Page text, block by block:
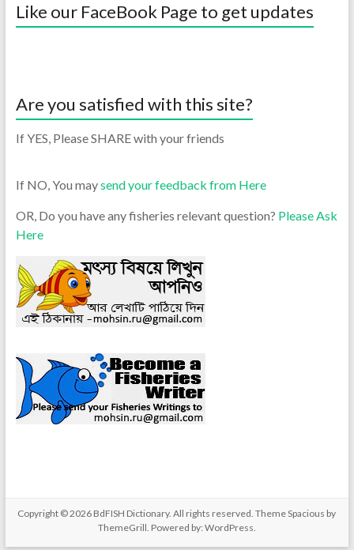
Like our FaceBook Page to get updates
Are you satisfied with this site?
If YES, Please SHARE with your friends
If NO, You maysend your feedback from Here
OR, Do you have any fisheries relevant question? Please Ask
Here
Copyright © 2026 BdFISH Dictionary. All rights reserved. ThemeSpacious by
ThemeGrill. Powered by: WordPress.